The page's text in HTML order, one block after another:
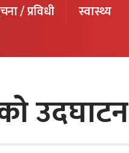
/ प्रविधी
स्वास्थ्य
उदघाटन